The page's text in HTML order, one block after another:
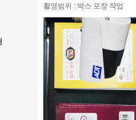
촬영범위 : 박스 포장 작업